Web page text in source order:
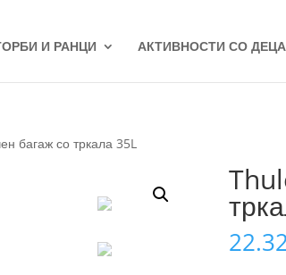
И РАНЦИ АКТИВНОСТИ СО ДЕЦА
багаж со тркала 35L